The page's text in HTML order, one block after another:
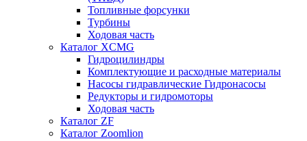
Топливные форсунки
Турбины
Ходовая часть
Каталог XCMG
Гидроцилиндры
Комплектующие и расходные материалы
Насосы гидравлические Гидронасосы
Редукторы и гидромоторы
Ходовая часть
Каталог ZF
Каталог Zoomlion